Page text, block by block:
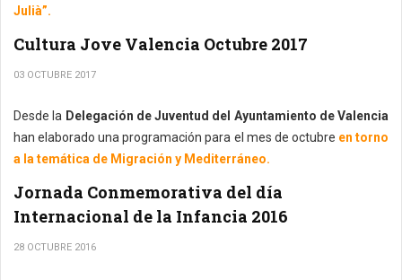
Julià”.
Cultura Jove Valencia Octubre 2017
03 OCTUBRE 2017
Desde la Delegación de Juventud del Ayuntamiento de Valencia
han elaborado una programación para el mes de octubre en torno
a la temática de Migración y Mediterráneo.
Jornada Conmemorativa del día
Internacional de la Infancia 2016
28 OCTUBRE 2016